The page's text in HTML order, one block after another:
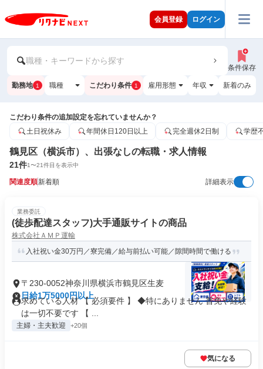
会員登録 ログイン
職種・キーワードから探す
条件保存
勤務地 1 職種 こだわり条件 1 雇用形態 年収 新着のみ
こだわり条件の追加設定を忘れていませんか？
土日祝休み
年間休日120日以上 完全週休2日制 学歴
鶴見区（横浜市）、出張なしの転職・求人情報
21件1〜21件目を表示中
関連度順新着順 詳細表示
業務委託
(徒歩配達スタッフ)大手通販サイトの商品
株式会社ＡＭＰ運輸
入社祝い金30万円／寮完備／給与前払い可能／隙間時間で働ける
〒230-0052神奈川県横浜市鶴見区生麦
日給1万5000円以上
求めている人材 【 必須要件 】 ◆特にありません 普免や経験
は一切不要です 【 ...
主婦・主夫歓迎 +20個
気になる